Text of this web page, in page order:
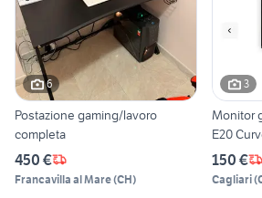
6
Postazione gaming/lavoro
completa
450 €
Francavilla al Mare(CH)
3
Monitor
E20
150 €
Cagliari(